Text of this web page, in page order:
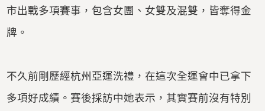
市出戰多項賽事，包含女團、女雙及混雙，皆奪得金
牌。
不久前剛歷經杭州亞運洗禮，在這次全運會中已拿下
多項好成績。賽後採訪中她表示，其實賽前沒有特別